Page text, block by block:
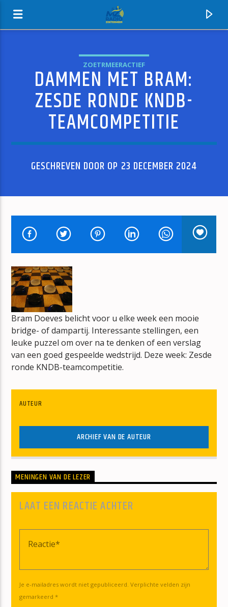
MZ-RADIO
HUIDIG NUMMER
EEN DAG UIT DUIZEND DROMEN
FRANS BAUER
mz-radio
ZOETRMEERACTIEF
DAMMEN MET BRAM:
ZESDE RONDE KNDB-
TEAMCOMPETITIE
GESCHREVEN DOOR OP 23 DECEMBER 2024
Bram Doeves belicht voor u elke week een mooie
bridge- of dampartij. Interessante stellingen, een
leuke puzzel om over na te denken of een verslag
van een goed gespeelde wedstrijd. Deze week: Zesde
ronde KNDB-teamcompetitie.
AUTEUR
ARCHIEF VAN DE AUTEUR
MENINGEN VAN DE LEZER
LAAT EEN REACTIE ACHTER
Je e-mailadres wordt niet gepubliceerd. Verplichte velden zijn
gemarkeerd *